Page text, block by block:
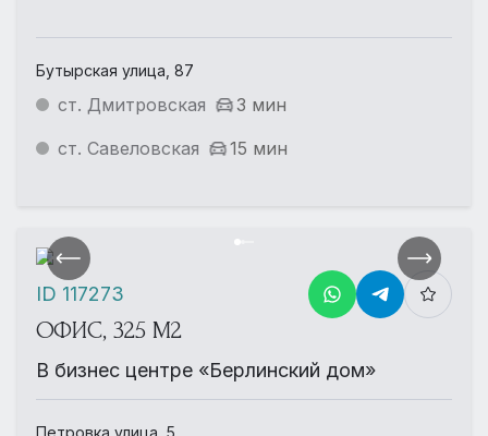
Бутырская улица, 87
ст. Дмитровская
3 мин
ст. Савеловская
15 мин
ОФИС, 325 М2
В бизнес центре «Берлинский дом»
ID 117273